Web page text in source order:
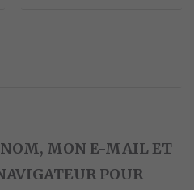
MON E-MAIL ET
POUR